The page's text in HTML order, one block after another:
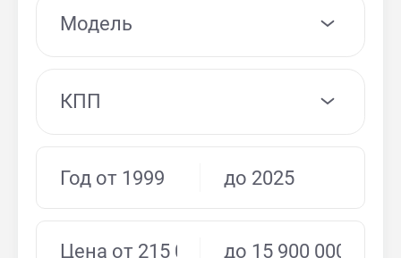
Модель
КПП